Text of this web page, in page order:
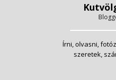
Írni, olvasni,
szeretek,